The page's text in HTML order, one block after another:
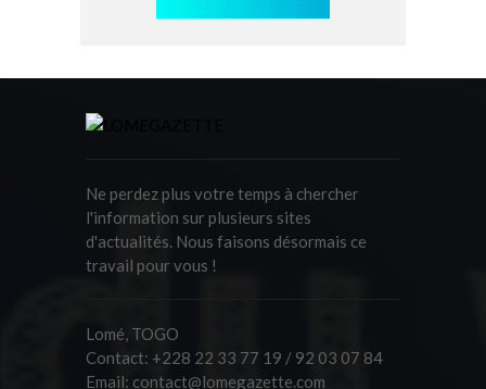
Ne perdez plus votre temps à chercher
l'information sur plusieurs sites
d'actualités. Nous faisons désormais ce
travail pour vous !
Lomé, TOGO
Contact: +228 22 33 77 19 / 92 03 07 84
Email: contact@lomegazette.com